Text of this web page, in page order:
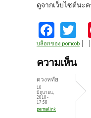
ดูจากเว็บไซต์นะ
Fa
ce
b
o
k
w
itt
er
บล็อกของ pomcob
ความเห็น
ดวงหทัย
10
มิถุนายน,
2010 -
17:58
permalink